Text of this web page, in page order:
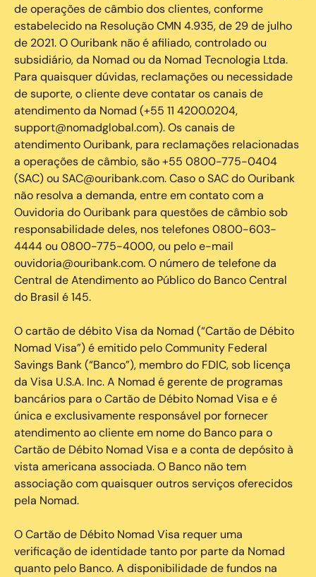
de operações de câmbio dos clientes, conforme
estabelecido na Resolução CMN 4.935, de 29 de julho
de 2021. O Ouribank não é afiliado, controlado ou
subsidiário, da Nomad ou da Nomad Tecnologia Ltda.
Para quaisquer dúvidas, reclamações ou necessidade
de suporte, o cliente deve contatar os canais de
atendimento da Nomad (+55 11 4200.0204,
support@nomadglobal.com). Os canais de
atendimento Ouribank, para reclamações relacionadas
a operações de câmbio, são +55 0800-775-0404
(SAC) ou SAC@ouribank.com. Caso o SAC do Ouribank
não resolva a demanda, entre em contato com a
Ouvidoria do Ouribank para questões de câmbio sob
responsabilidade deles, nos telefones 0800-603-
4444 ou 0800-775-4000, ou pelo e-mail
ouvidoria@ouribank.com. O número de telefone da
Central de Atendimento ao Público do Banco Central
do Brasil é 145.
O cartão de débito Visa da Nomad (“Cartão de Débito
Nomad Visa”) é emitido pelo Community Federal
Savings Bank (“Banco”), membro do FDIC, sob licença
da Visa U.S.A. Inc. A Nomad é gerente de programas
bancários para o Cartão de Débito Nomad Visa e é
única e exclusivamente responsável por fornecer
atendimento ao cliente em nome do Banco para o
Cartão de Débito Nomad Visa e a conta de depósito à
vista americana associada. O Banco não tem
associação com quaisquer outros serviços oferecidos
pela Nomad.
O Cartão de Débito Nomad Visa requer uma
verificação de identidade tanto por parte da Nomad
quanto pelo Banco. A disponibilidade de fundos na